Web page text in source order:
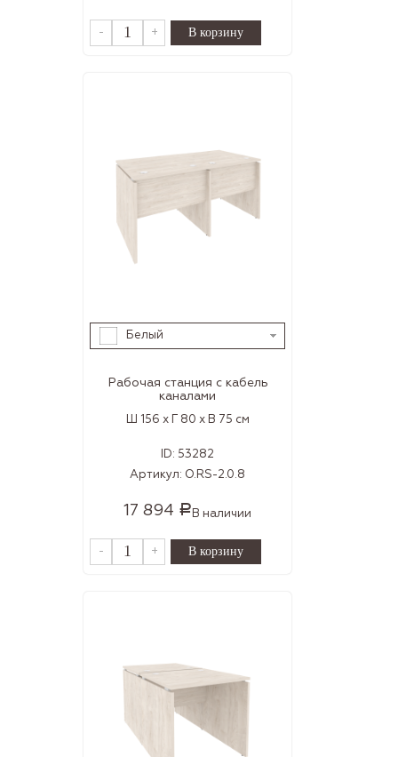
- +
Белый
Рабочая станция с кабель
каналами
Ш 156 x Г 80 x В 75 см
ID: 53282
Артикул: O.RS-2.0.8
17 894 Р В наличии
- +